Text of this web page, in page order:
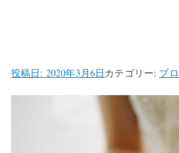
投稿日: 2020年3月6日カテゴリー: ブ